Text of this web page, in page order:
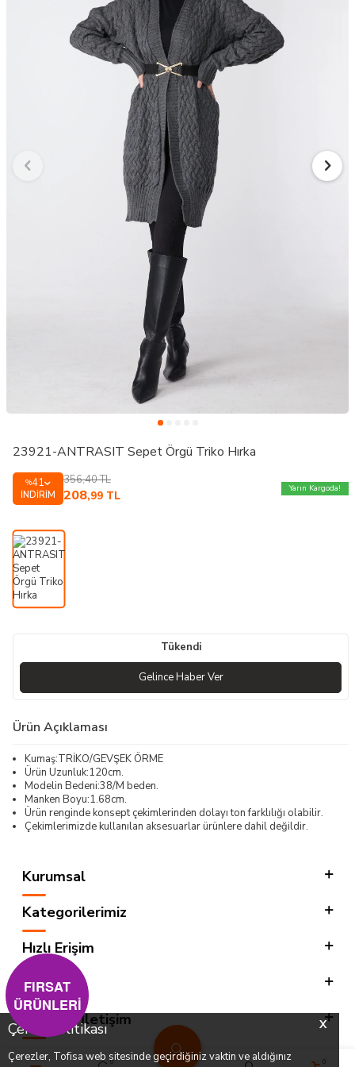
X
Çerez Politikası
Çerezler, Tofisa web sitesinde geçirdiğiniz vaktin ve aldığınız
0 0
23921-ANTRASIT Sepet Örgü Triko Hırka
%41
İNDIRIM
356,40TL
208,99 TL
Yarın Kargoda!
Tükendi
Gelince Haber Ver
Ürün Açıklaması
Kumaş:TRİKO/GEVŞEK ÖRME
Ürün Uzunluk:120cm.
Modelin Bedeni:38/M beden.
Manken Boyu:1.68cm.
Ürün renginde konsept çekimlerinden dolayı ton farklılığı olabilir.
Çekimlerimizde kullanılan aksesuarlar ürünlere dahil değildir.
Kurumsal
Kategorilerimiz
Hızlı Erişim
Sosyal
Adres & İletişim
FIRSAT
ÜRÜNLERİ